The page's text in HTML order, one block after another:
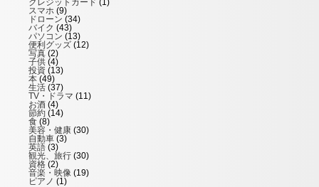
スマホ (9)
ドローン (34)
バイク (43)
パソコン (13)
便利グッズ (12)
写真 (2)
子供 (4)
投資 (13)
本 (49)
生活 (37)
TV・ドラマ (11)
お酒 (4)
節約 (14)
食 (8)
美容・健康 (30)
自動車 (3)
英語 (3)
観光、旅行 (30)
資格 (2)
音楽・映像 (19)
ピアノ (1)